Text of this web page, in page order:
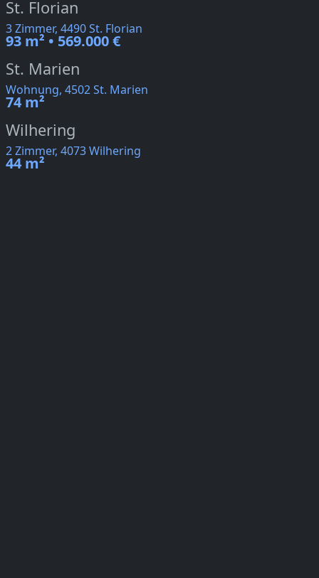
St. Florian
3 Zimmer, 4490 St. Florian
93 m² • 569.000 €
St. Marien
Wohnung, 4502 St. Marien
74 m²
Wilhering
2 Zimmer, 4073 Wilhering
44 m²